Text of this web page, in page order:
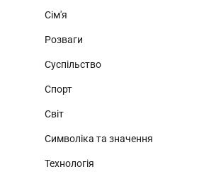
Сім'я
Розваги
Суспільство
Спорт
Світ
Символіка та значення
Технологія